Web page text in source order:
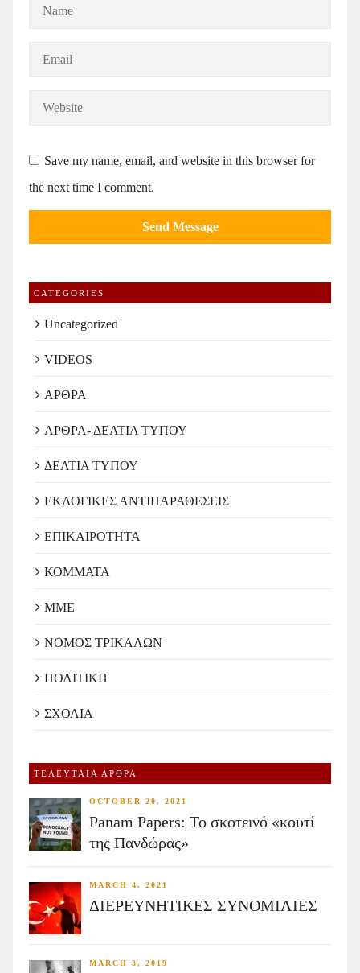
Save my name, email, and website in this browser for
the next time I comment.
CATEGORIES
Uncategorized
VIDEOS
ΑΡΘΡΑ
ΑΡΘΡΑ- ΔΕΛΤΙΑ ΤΥΠΟΥ
ΔΕΛΤΙΑ ΤΥΠΟΥ
ΕΚΛΟΓΙΚΕΣ ΑΝΤΙΠΑΡΑΘΕΣΕΙΣ
ΕΠΙΚΑΙΡΟΤΗΤΑ
ΚΟΜΜΑΤΑ
ΜΜΕ
ΝΟΜΟΣ ΤΡΙΚΑΛΩΝ
ΠΟΛΙΤΙΚΗ
ΣΧΟΛΙΑ
ΤΕΛΕΥΤΑΙΑ ΑΡΘΡΑ
OCTOBER 20, 2021
Panam Papers: Το σκοτεινό «κουτί
της Πανδώρας»
MARCH 4, 2021
ΔΙΕΡΕΥΝΗΤΙΚΕΣ ΣΥΝΟΜΙΛΙΕΣ
MARCH 3, 2019